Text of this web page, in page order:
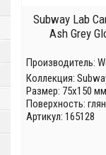
Subway Lab
Ash Grey
Производитель:
Коллекция:
Размер: 75x150 мм
Поверхность:
Артикул: 165128